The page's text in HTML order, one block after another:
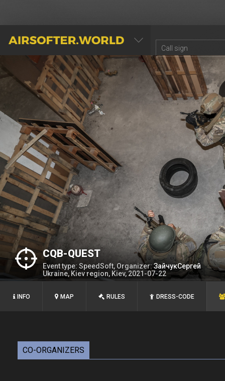
AIRSOFTER.WORLD
CQB-QUEST
Event type: SpeedSoft, Organizer: ЗайчукСергей
Ukraine, Kiev region, Kiev, 2021-07-22
INFO MAP RULES DRESS-CODE
CO-ORGANIZERS